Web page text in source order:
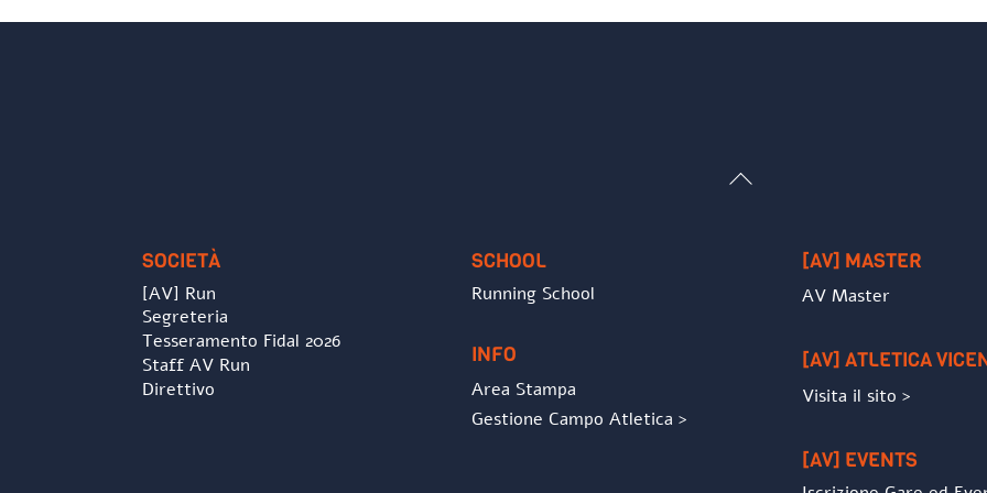
Back
SOCIETÀ
[AV] Run
Segreteria
Tesseramento Fidal 2026
Staff AV Run
Direttivo
SCHOOL
Running School
INFO
Area Stampa
Gestione Campo Atletica >
[AV] MASTER
AV Master
[AV] ATLETICA
Visita il sito >
[AV] EVENTS